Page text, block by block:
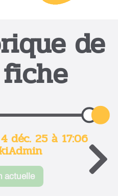
de
déc. 25 à 17:06
actuelle